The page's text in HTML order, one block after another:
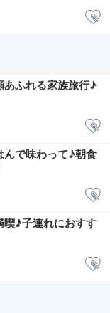
あふれる家族旅行♪
んで味わって♪朝食
喫♪子連れにおすす